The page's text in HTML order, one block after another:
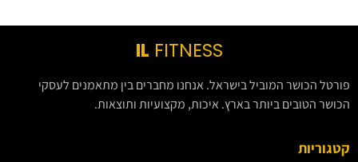
IL FITNESS
פורטל הכושר המוביל בישראל. אנחנו מחברים בין מתאמנים לעסקי
הכושר הטובים ביותר בארץ. איכות, מקצועיות ותוצאות.
קטגוריות